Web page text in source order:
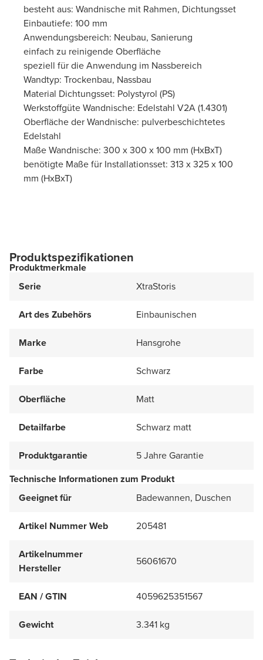
besteht aus: Wandnische mit Rahmen, Dichtungsset
Einbautiefe: 100 mm
Anwendungsbereich: Neubau, Sanierung
einfach zu reinigende Oberfläche
speziell für die Anwendung im Nassbereich
Wandtyp: Trockenbau, Nassbau
Material Dichtungsset: Polystyrol (PS)
Werkstoffgüte Wandnische: Edelstahl V2A (1.4301)
Oberfläche der Wandnische: pulverbeschichtetes
Edelstahl
Maße Wandnische: 300 x 300 x 100 mm (HxBxT)
benötigte Maße für Installationsset: 313 x 325 x 100
mm (HxBxT)
Produktspezifikationen
Produktmerkmale
Serie
XtraStoris
Art des Zubehörs Einbaunischen
Marke Hansgrohe
Farbe Schwarz
Oberfläche Matt
Detailfarbe Schwarz matt
Produktgarantie
5 Jahre Garantie
Technische Informationen zum Produkt
Geeignet für
Badewannen, Duschen
Artikel Nummer Web 205481
Artikelnummer
Hersteller
56061670
EAN / GTIN 4059625351567
Gewicht 3.341 kg